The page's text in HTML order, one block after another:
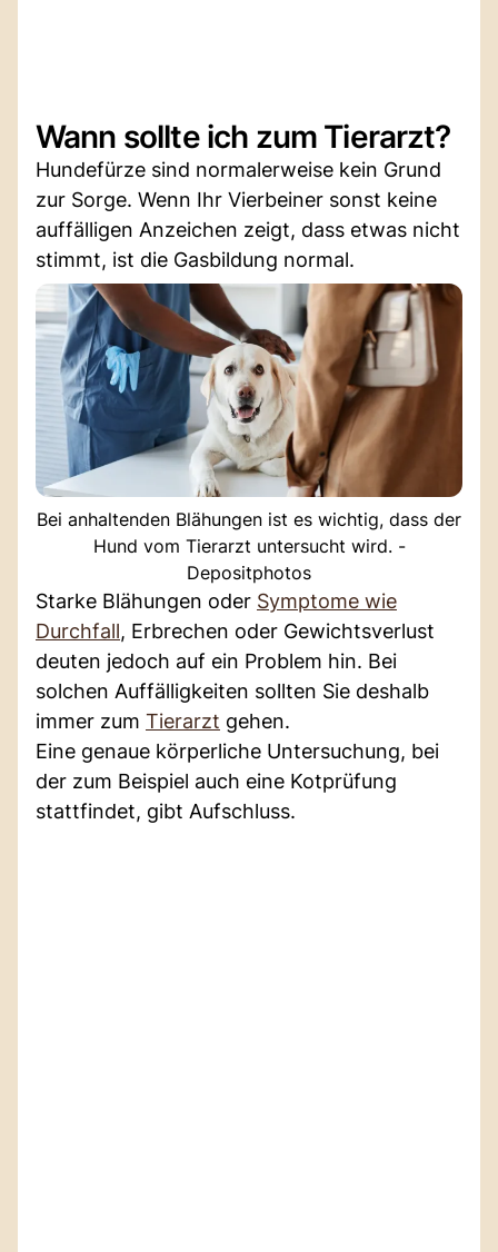
Wann sollte ich zum Tierarzt?
Hundefürze sind normalerweise kein Grund
zur Sorge. Wenn Ihr Vierbeiner sonst keine
auffälligen Anzeichen zeigt, dass etwas nicht
stimmt, ist die Gasbildung normal.
Bei anhaltenden Blähungen ist es wichtig, dass der
Hund vom Tierarzt untersucht wird. -
Depositphotos
Starke Blähungen oder Symptome wie
Durchfall, Erbrechen oder Gewichtsverlust
deuten jedoch auf ein Problem hin. Bei
solchen Auffälligkeiten sollten Sie deshalb
immer zum Tierarzt gehen.
Eine genaue körperliche Untersuchung, bei
der zum Beispiel auch eine Kotprüfung
stattfindet, gibt Aufschluss.